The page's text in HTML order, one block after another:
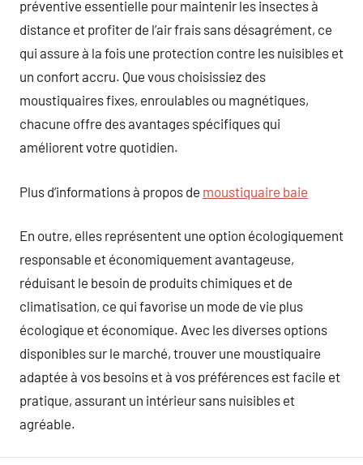
préventive essentielle pour maintenir les insectes à
distance et profiter de l’air frais sans désagrément, ce
qui assure à la fois une protection contre les nuisibles et
un confort accru. Que vous choisissiez des
moustiquaires fixes, enroulables ou magnétiques,
chacune offre des avantages spécifiques qui
améliorent votre quotidien.
Plus d’informations à propos de moustiquaire baie
En outre, elles représentent une option écologiquement
responsable et économiquement avantageuse,
réduisant le besoin de produits chimiques et de
climatisation, ce qui favorise un mode de vie plus
écologique et économique. Avec les diverses options
disponibles sur le marché, trouver une moustiquaire
adaptée à vos besoins et à vos préférences est facile et
pratique, assurant un intérieur sans nuisibles et
agréable.